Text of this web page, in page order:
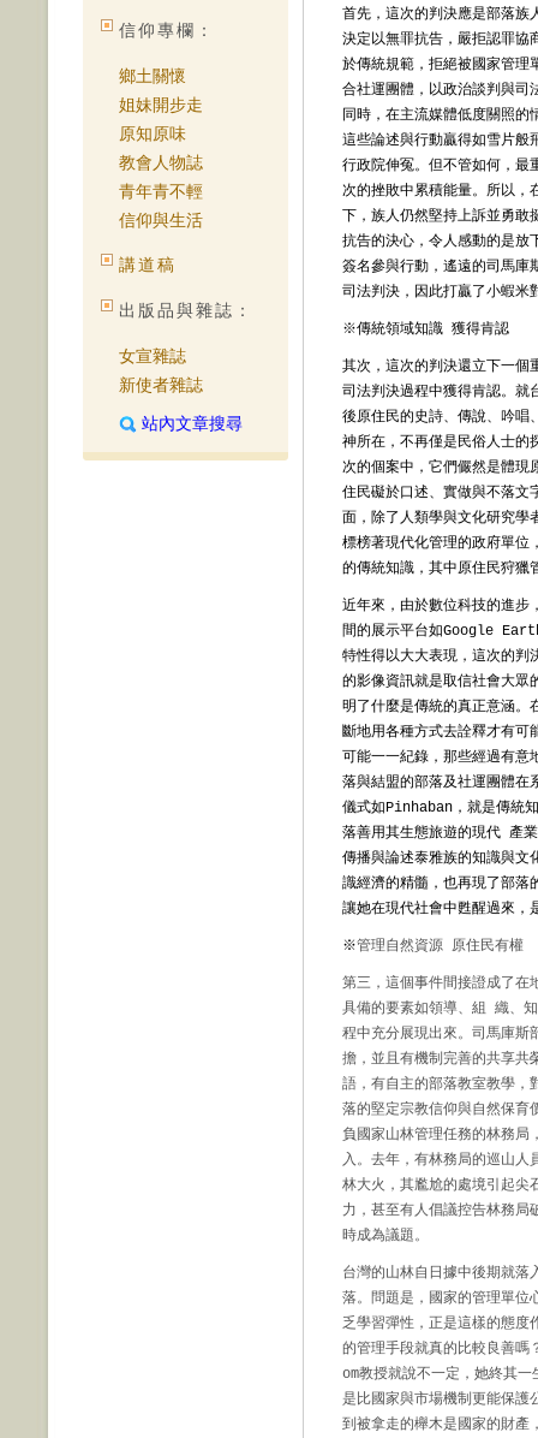
信仰專欄：
鄉土關懷
姐妹開步走
原知原味
教會人物誌
青年青不輕
信仰與生活
講道稿
出版品與雜誌：
女宣雜誌
新使者雜誌
站內文章搜尋
首先，這次的判決應是部落族
決定以無罪抗告，嚴拒認罪協
於傳統規範，拒絕被國家管理
合社運團體，以政治談判與司
同時，在主流媒體低度關照
這些論述與行動贏得如雪片般
行政院伸冤。但不管如何，最
次的挫敗中累積能量。所以，
下，族人仍然堅持上訴並勇
抗告的決心，令人感動的是放
簽名參與行動，遙遠的司馬庫
司法判決，因此打贏了小蝦米
※傳統領域知識 獲得肯認
其次，這次的判決還立下一
司法判決過程中獲得肯認。就
後原住民的史詩、傳說、吟唱
神所在，不再僅是民俗人士的
次的個案中，它們儼然是體
住民礙於口述、實做與不落文
面，除了人類學與文化研究學
標榜著現代化管理的政府單位
的傳統知識，其中原住民狩獵
近年來，由於數位科技的進步
間的展示平台如Google
特性得以大大表現，這次的判
的影像資訊就是取信社會大眾
明了什麼是傳統的真正意涵。
斷地用各種方式去詮釋才有可
可能一一紀錄，那些經過有
落與結盟的部落及社運團體在
儀式如Pinhaban，就是傳統
落善用其生態旅遊的現代 產
傳播與論述泰雅族的知識與文
識經濟的精髓，也再現了部落
讓她在現代社會中甦醒過來，
※管理自然資源 原住民有權
第三，這個事件間接證成了在
具備的要素如領導、組 織、
程中充分展現出來。司馬庫斯
擔，並且有機制完善的共享共
語，有自主的部落教室教學，
落的堅定宗教信仰與自然保育
負國家山林管理任務的林務局
入。去年，有林務局的巡山人
林大火，其尷尬的處境引起尖
力，甚至有人倡議控告林務局
時成為議題。
台灣的山林自日據中後期就落
落。問題是，國家的管理單位
乏學習彈性，正是這樣的態度
的管理手段就真的比較良善
om教授就說不一定，她終其
是比國家與市場機制更能保護
到被拿走的櫸木是國家的財產